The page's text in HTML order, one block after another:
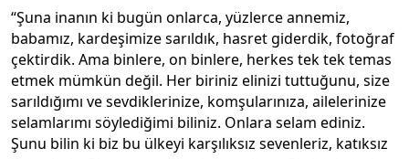
“Şuna inanın ki bugün onlarca, yüzlerce annemiz,
babamız, kardeşimize sarıldık, hasret giderdik, fotoğraf
çektirdik. Ama binlere, on binlere, herkes tek tek temas
etmek mümkün değil. Her biriniz elinizi tuttuğunu, size
sarıldığımı ve sevdiklerinize, komşularınıza, ailelerinize
selamlarımı söylediğimi biliniz. Onlara selam ediniz.
Şunu bilin ki biz bu ülkeyi karşılıksız sevenleriz, katıksız